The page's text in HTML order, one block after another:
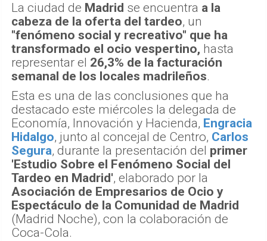
La ciudad de Madrid se encuentra a la
cabeza de la oferta del tardeo, un
"fenómeno social y recreativo" que ha
transformado el ocio vespertino, hasta
representar el 26,3% de la facturación
semanal de los locales madrileños.
Esta es una de las conclusiones que ha
destacado este miércoles la delegada de
Economía, Innovación y Hacienda, Engracia
Hidalgo, junto al concejal de Centro, Carlos
Segura, durante la presentación del primer
'Estudio Sobre el Fenómeno Social del
Tardeo en Madrid', elaborado por la
Asociación de Empresarios de Ocio y
Espectáculo de la Comunidad de Madrid
(Madrid Noche), con la colaboración de
Coca-Cola.